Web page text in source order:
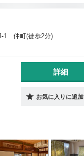
1 仲町(徒歩2分)
詳細
お気に入りに追